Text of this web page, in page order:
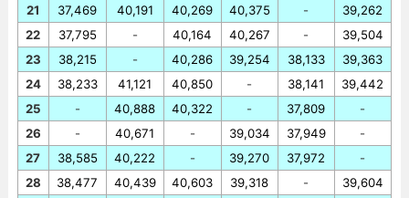
21
22
23
24
25
26
27
28
37,469
37,795
38,215
38,233
-
-
38,585
38,477
40,191
-
-
41,121
40,888
40,671
40,222
40,439
40,269
40,164
40,286
40,850
40,322
-
-
40,603
40,375
40,267
39,254
-
-
39,034
39,270
39,318
-
-
38,133
38,141
37,809
37,949
37,972
-
39,262
39,504
39,363
39,442
-
-
-
39,604